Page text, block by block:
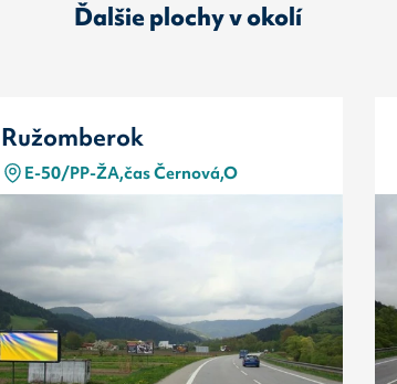
Ďalšie plochy v okolí
Ružomberok
E-50/PP-ŽA,čas Černová,O